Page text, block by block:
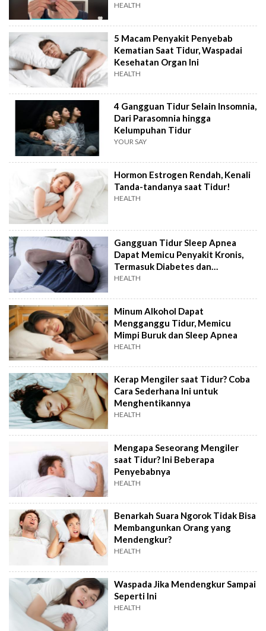
HEALTH
5 Macam Penyakit Penyebab
Kematian Saat Tidur, Waspadai
Kesehatan Organ Ini
HEALTH
4 Gangguan Tidur Selain Insomnia,
Dari Parasomnia hingga
Kelumpuhan Tidur
YOUR SAY
Hormon Estrogen Rendah, Kenali
Tanda-tandanya saat Tidur!
HEALTH
Gangguan Tidur Sleep Apnea
Dapat Memicu Penyakit Kronis,
Termasuk Diabetes dan
Hipertensi
HEALTH
Minum Alkohol Dapat
Mengganggu Tidur, Memicu
Mimpi Buruk dan Sleep Apnea
HEALTH
Kerap Mengiler saat Tidur? Coba
Cara Sederhana Ini untuk
Menghentikannya
HEALTH
Mengapa Seseorang Mengiler
saat Tidur? Ini Beberapa
Penyebabnya
HEALTH
Benarkah Suara Ngorok Tidak Bisa
Membangunkan Orang yang
Mendengkur?
HEALTH
Waspada Jika Mendengkur Sampai
Seperti Ini
HEALTH